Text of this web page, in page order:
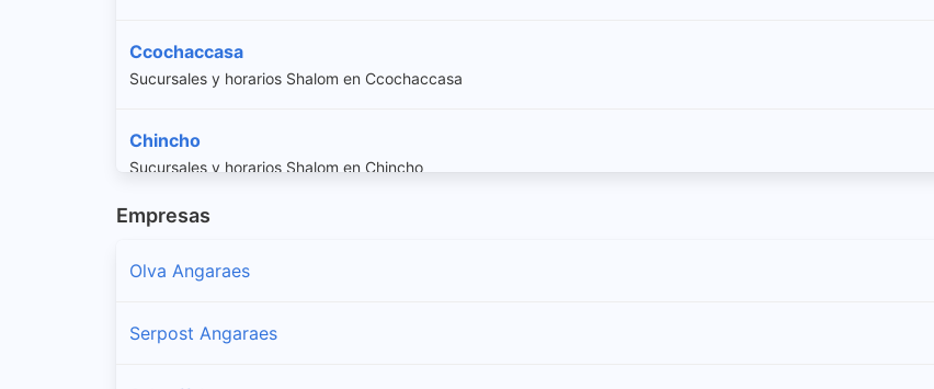
Ccochaccasa
Sucursales y horarios Shalom en Ccochaccasa
Chincho
Sucursales y horarios Shalom en Chincho
Congalla
Sucursales y horarios Shalom en Huanca-huanca
Empresas
Olva Angaraes
Serpost Angaraes